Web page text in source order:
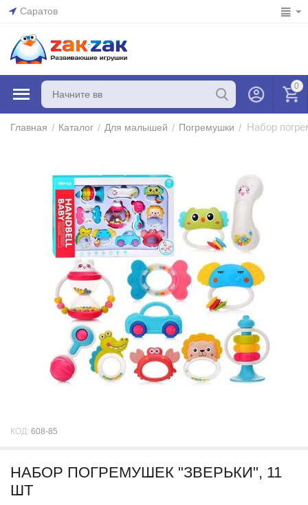
Саратов
0
Главная / Каталог / Для малышей / Погремушки / Набор
КОД: 608-85
НАБОР ПОГРЕМУШЕК "ЗВЕРЬКИ", 11
ШТ